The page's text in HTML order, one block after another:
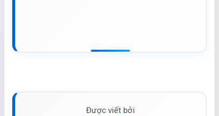
Được viết bởi